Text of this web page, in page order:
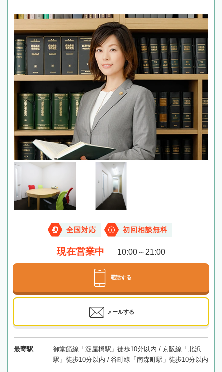
全国対応 初回相談無料
現在営業中 10:00～21:00
電話する
メールする
最寄駅
御堂筋線「淀屋橋駅」徒歩10分以内 / 京阪線「北浜
駅」徒歩10分以内 / 谷町線「南森町駅」徒歩10分以内